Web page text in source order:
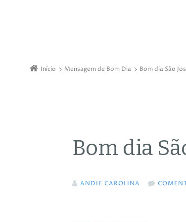
Início Mensagem de Bom Dia Bom dia São
Bom dia
ANDIE CAROLINA